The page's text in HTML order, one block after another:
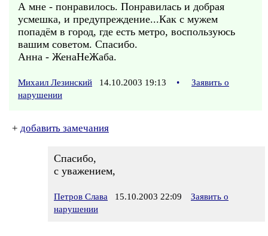
А мне - понравилось. Понравилась и добрая
усмешка, и предупреждение...Как с мужем
попадём в город, где есть метро, воспользуюсь
вашим советом. Спасибо.
Анна - ЖенаНеЖаба.
Михаил Лезинский 14.10.2003 19:13 •
Заявить о
нарушении
+ добавить замечания
Спасибо,
с уважением,
Петров Слава 15.10.2003 22:09
Заявить о
нарушении